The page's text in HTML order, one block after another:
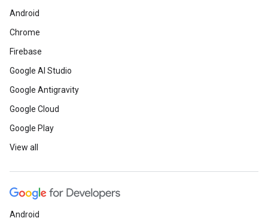
Android
Chrome
Firebase
Google AI Studio
Google Antigravity
Google Cloud
Google Play
View all
Android